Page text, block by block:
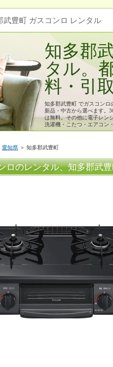
武豊町 ガスコンロ レンタル
知多郡
タル。
料・引
知多郡武豊町 でガスコンロ
新品・中古から選べます。
は無料。その他に電子レン
洗濯機・こたつ・エアコン
愛知県 ＞ 知多郡武豊町
ロのレンタル、知多郡武